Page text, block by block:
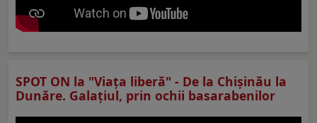
SPOT ON la "Viaţa liberă" - De la Chișinău la
Dunăre. Galațiul, prin ochii basarabenilor